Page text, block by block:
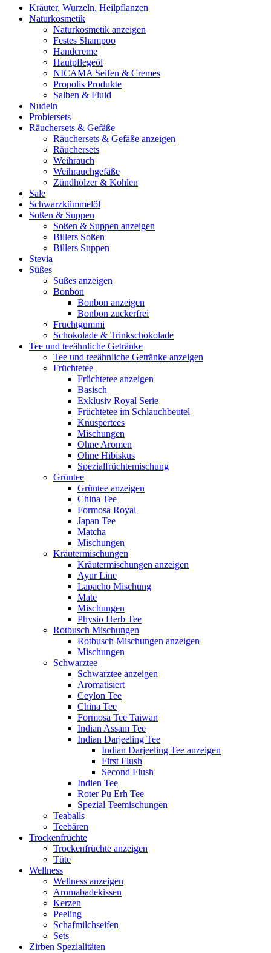
Kräuter, Wurzeln, Heilpflanzen
Naturkosmetik
Naturkosmetik anzeigen
Festes Shampoo
Handcreme
Hautpflegeöl
NICAMA Seifen & Cremes
Propolis Produkte
Salben & Fluid
Nudeln
Probiersets
Räuchersets & Gefäße
Räuchersets & Gefäße anzeigen
Räuchersets
Weihrauch
Weihrauchgefäße
Zündhölzer & Kohlen
Sale
Schwarzkümmelöl
Soßen & Suppen
Soßen & Suppen anzeigen
Billers Soßen
Billers Suppen
Stevia
Süßes
Süßes anzeigen
Bonbon
Bonbon anzeigen
Bonbon zuckerfrei
Fruchtgummi
Schokolade & Trinkschokolade
Tee und teeähnliche Getränke
Tee und teeähnliche Getränke anzeigen
Früchtetee
Früchtetee anzeigen
Basisch
Exklusiv Royal Serie
Früchtetee im Schlauchbeutel
Knuspertees
Mischungen
Ohne Aromen
Ohne Hibiskus
Spezialfrüchtemischung
Grüntee
Grüntee anzeigen
China Tee
Formosa Royal
Japan Tee
Matcha
Mischungen
Kräutermischungen
Kräutermischungen anzeigen
Ayur Line
Lapacho Mischung
Mate
Mischungen
Physio Herb Tee
Rotbusch Mischungen
Rotbusch Mischungen anzeigen
Mischungen
Schwarztee
Schwarztee anzeigen
Aromatisiert
Ceylon Tee
China Tee
Formosa Tee Taiwan
Indian Assam Tee
Indian Darjeeling Tee
Indian Darjeeling Tee anzeigen
First Flush
Second Flush
Indien Tee
Roter Pu Erh Tee
Spezial Teemischungen
Teaballs
Teebären
Trockenfrüchte
Trockenfrüchte anzeigen
Tüte
Wellness
Wellness anzeigen
Aromabadekissen
Kerzen
Peeling
Schafmilchseifen
Sets
Zirben Spezialitäten